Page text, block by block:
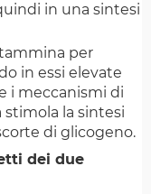
in una sintesi
per
in essi elevate
i meccanismi di
la sintesi
di glicogeno.
dei due